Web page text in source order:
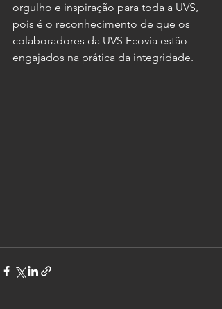
orgulho e inspiração para toda a UVS,
pois é o reconhecimento de que os
colaboradores da UVS Ecovia estão
engajados na prática da integridade.